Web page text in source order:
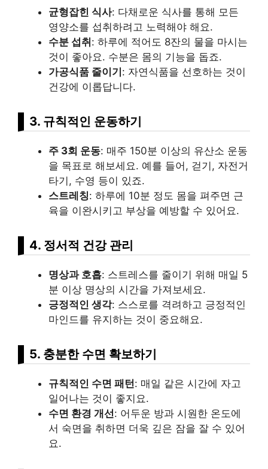
균형잡힌 식사: 다채로운 식사를 통해 모든
영양소를 섭취하려고 노력해야 해요.
수분 섭취: 하루에 적어도 8잔의 물을 마시는
것이 좋아요. 수분은 몸의 기능을 돕죠.
가공식품 줄이기: 자연식품을 선호하는 것이
건강에 이롭답니다.
3. 규칙적인 운동하기
주 3회 운동: 매주 150분 이상의 유산소 운동
을 목표로 해보세요. 예를 들어, 걷기, 자전거
타기, 수영 등이 있죠.
스트레칭: 하루에 10분 정도 몸을 펴주면 근
육을 이완시키고 부상을 예방할 수 있어요.
4. 정서적 건강 관리
명상과 호흡: 스트레스를 줄이기 위해 매일 5
분 이상 명상의 시간을 가져보세요.
긍정적인 생각: 스스로를 격려하고 긍정적인
마인드를 유지하는 것이 중요해요.
5. 충분한 수면 확보하기
규칙적인 수면 패턴: 매일 같은 시간에 자고
일어나는 것이 좋지요.
수면 환경 개선: 어두운 방과 시원한 온도에
서 숙면을 취하면 더욱 깊은 잠을 잘 수 있어
요.